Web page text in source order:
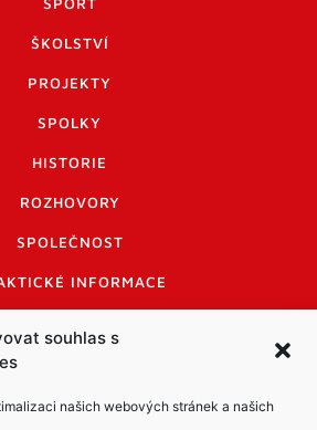
souhlas s
našich webových stránek a našich
ŠKOLSTVÍ
PROJEKTY
SPOLKY
HISTORIE
ROZHOVORY
SPOLEČNOST
INFORMACE
A KODEX DISKUTUJÍCÍCH
A LOGO MANUÁL